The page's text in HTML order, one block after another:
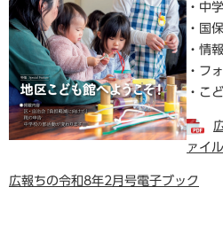
・中
・国
・情
・フ
・
ァイ
広報ちの令和8年2月号電子ブック